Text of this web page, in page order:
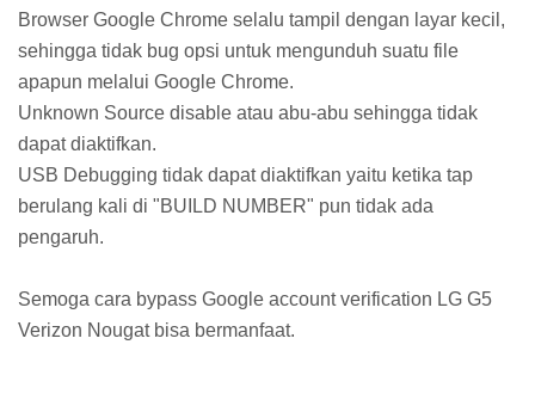
Browser Google Chrome selalu tampil dengan layar kecil,
sehingga tidak bug opsi untuk mengunduh suatu file
apapun melalui Google Chrome.
Unknown Source disable atau abu-abu sehingga tidak
dapat diaktifkan.
USB Debugging tidak dapat diaktifkan yaitu ketika tap
berulang kali di "BUILD NUMBER" pun tidak ada
pengaruh.
Semoga cara bypass Google account verification LG G5
Verizon Nougat bisa bermanfaat.